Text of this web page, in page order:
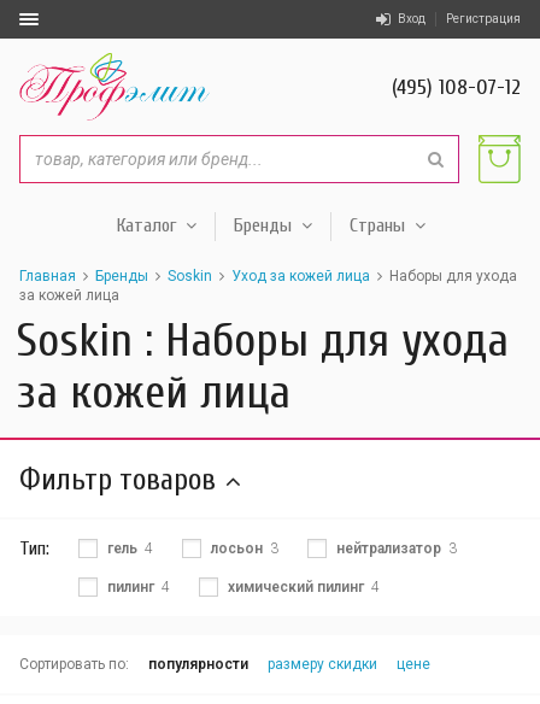
Вход Регистрация
(495) 108-07-12
Каталог Бренды Страны
Главная Бренды Soskin Уход за кожей лица
Наборы для ухода
за кожей лица
Soskin : Наборы для ухода
за кожей лица
Фильтр товаров
Тип: гель 4 лосьон 3 нейтрализатор 3
пилинг 4 химический пилинг 4
Сортировать по: популярности размеру скидки цене